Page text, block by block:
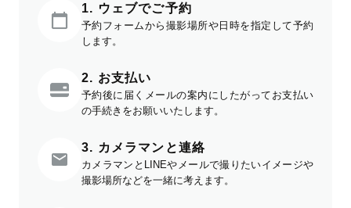
1. ウェブでご予約
予約フォームから撮影場所や日時を指定して予約
します。
2. お支払い
予約後に届くメールの案内にしたがってお支払い
の手続きをお願いいたします。
3. カメラマンと連絡
カメラマンとLINEやメールで撮りたいイメージや
撮影場所などを一緒に考えます。